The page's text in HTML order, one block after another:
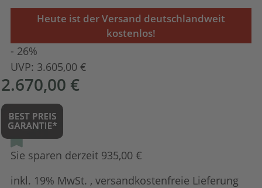
Heute ist der Versand deutschlandweit
kostenlos!
- 26%
UVP: 3.605,00 €
2.670,00 €
Sie sparen derzeit 935,00 €
inkl. 19% MwSt. , versandkostenfreie Lieferung